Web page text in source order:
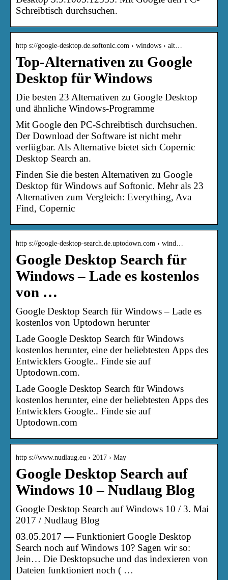
Schreibtisch durchsuchen.
http s://google-desktop.de.softonic.com › windows › alt…
Top-Alternativen zu Google
Desktop für Windows
Die besten 23 Alternativen zu Google Desktop
und ähnliche Windows-Programme
Mit Google den PC-Schreibtisch durchsuchen.
Der Download der Software ist nicht mehr
verfügbar. Als Alternative bietet sich Copernic
Desktop Search an.
Finden Sie die besten Alternativen zu Google
Desktop für Windows auf Softonic. Mehr als 23
Alternativen zum Vergleich: Everything, Ava
Find, Copernic
http s://google-desktop-search.de.uptodown.com › wind…
Google Desktop Search für
Windows – Lade es kostenlos
von …
Google Desktop Search für Windows – Lade es
kostenlos von Uptodown herunter
Lade Google Desktop Search für Windows
kostenlos herunter, eine der beliebtesten Apps des
Entwicklers Google.. Finde sie auf
Uptodown.com.
Lade Google Desktop Search für Windows
kostenlos herunter, eine der beliebtesten Apps des
Entwicklers Google.. Finde sie auf
Uptodown.com
http s://www.nudlaug.eu › 2017 › May
Google Desktop Search auf
Windows 10 – Nudlaug Blog
Google Desktop Search auf Windows 10 / 3. Mai
2017 / Nudlaug Blog
03.05.2017 — Funktioniert Google Desktop
Search noch auf Windows 10? Sagen wir so:
Jein… Die Desktopsuche und das indexieren von
Dateien funktioniert noch ( …